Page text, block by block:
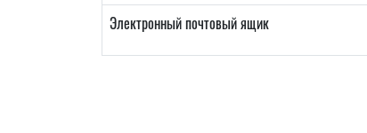
Электронный почтовый ящик